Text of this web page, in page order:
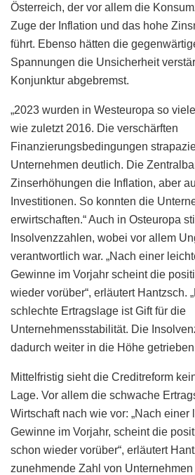
Österreich, der vor allem die
Zuge der Inflation und das hohe
führt. Ebenso hätten die
Spannungen die Unsicherheit
Konjunktur abgebremst.
„2023 wurden in Westeuropa so
wie zuletzt 2016. Die verschärften
Finanzierungsbedingungen
Unternehmen deutlich. Die
Zinserhöhungen die Inflation, aber
Investitionen. So konnten die
erwirtschaften.“ Auch in Osteuropa
Insolvenzzahlen, wobei vor allem
verantwortlich war. „Nach einer
Gewinne im Vorjahr scheint die
wieder vorüber“, erläutert Hantzsch.
schlechte Ertragslage ist Gift für die
Unternehmensstabilität. Die
dadurch weiter in die Höhe getrieben
Mittelfristig sieht die Creditreform
Lage. Vor allem die schwache
Wirtschaft nach wie vor: „Nach
Gewinne im Vorjahr, scheint die
schon wieder vorüber“, erläutert
zunehmende Zahl von